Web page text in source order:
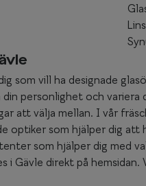
som vill ha designade
personlighet och variera
att välja mellan. I vår
optiker som hjälper dig
som hjälper dig med
i Gävle direkt på